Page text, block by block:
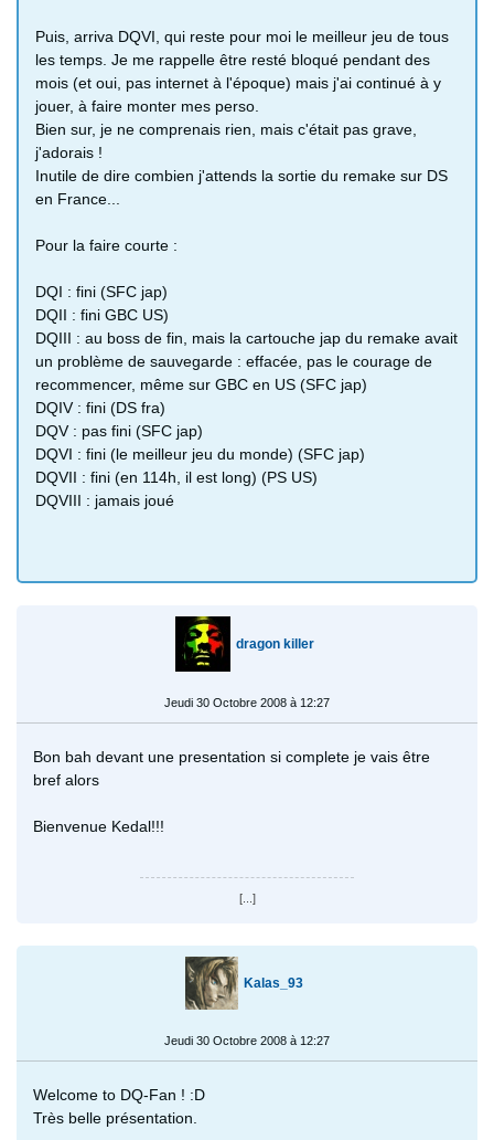
Puis, arriva DQVI, qui reste pour moi le meilleur jeu de tous
les temps. Je me rappelle être resté bloqué pendant des
mois (et oui, pas internet à l'époque) mais j'ai continué à y
jouer, à faire monter mes perso.
Bien sur, je ne comprenais rien, mais c'était pas grave,
j'adorais !
Inutile de dire combien j'attends la sortie du remake sur DS
en France...
Pour la faire courte :
DQI : fini (SFC jap)
DQII : fini GBC US)
DQIII : au boss de fin, mais la cartouche jap du remake avait
un problème de sauvegarde : effacée, pas le courage de
recommencer, même sur GBC en US (SFC jap)
DQIV : fini (DS fra)
DQV : pas fini (SFC jap)
DQVI : fini (le meilleur jeu du monde) (SFC jap)
DQVII : fini (en 114h, il est long) (PS US)
DQVIII : jamais joué
dragon killer
Jeudi 30 Octobre 2008 à 12:27
Bon bah devant une presentation si complete je vais être
bref alors
Bienvenue Kedal!!!
[...]
Kalas_93
Jeudi 30 Octobre 2008 à 12:27
Welcome to DQ-Fan ! :D
Très belle présentation.